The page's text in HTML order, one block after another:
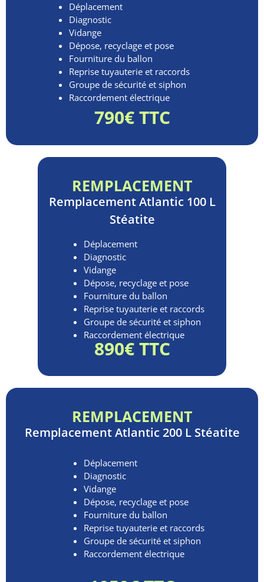
Déplacement
Diagnostic
Vidange
Dépose, recyclage et pose
Fourniture du ballon
Reprise tuyauterie et raccords
Groupe de sécurité et siphon
Raccordement électrique
790€ TTC
REMPLACEMENT
RemplacementAtlantic 100 L
Stéatite
Déplacement
Diagnostic
Vidange
Dépose, recyclage et pose
Fourniture du ballon
Reprise tuyauterie et raccords
Groupe de sécurité et siphon
Raccordement électrique
890€ TTC
REMPLACEMENT
RemplacementAtlantic 200 L Stéatite
Déplacement
Diagnostic
Vidange
Dépose, recyclage et pose
Fourniture du ballon
Reprise tuyauterie et raccords
Groupe de sécurité et siphon
Raccordement électrique